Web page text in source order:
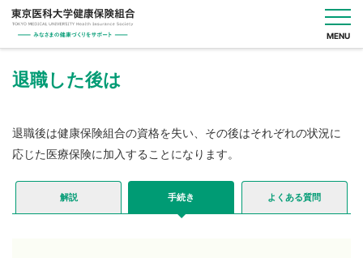
MENU
保
し
退職した後は
退職後は健康保険組合の資格を失い、その後はそれぞれの状況に
応じた医療保険に加入することになります。
解説 手続き よくある質問